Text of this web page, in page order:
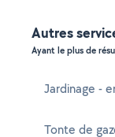
Autres
Ayant le plus de
Jardinage -
Tonte de